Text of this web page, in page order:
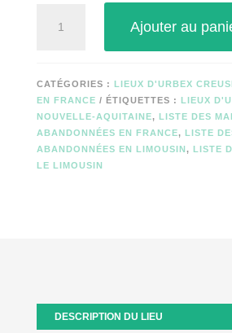
Dupuy
Ajouter au
CATÉGORIES : LIEUX D'URBEX
EN FRANCE
ÉTIQUETTES : LIEUX
NOUVELLE-AQUITAINE, LISTE DES
ABANDONNÉES EN FRANCE, LISTE
ABANDONNÉES EN LIMOUSIN, LISTE
LE LIMOUSIN
DESCRIPTION DU LIEU